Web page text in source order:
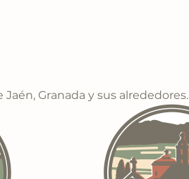
Granada y sus alrededores.